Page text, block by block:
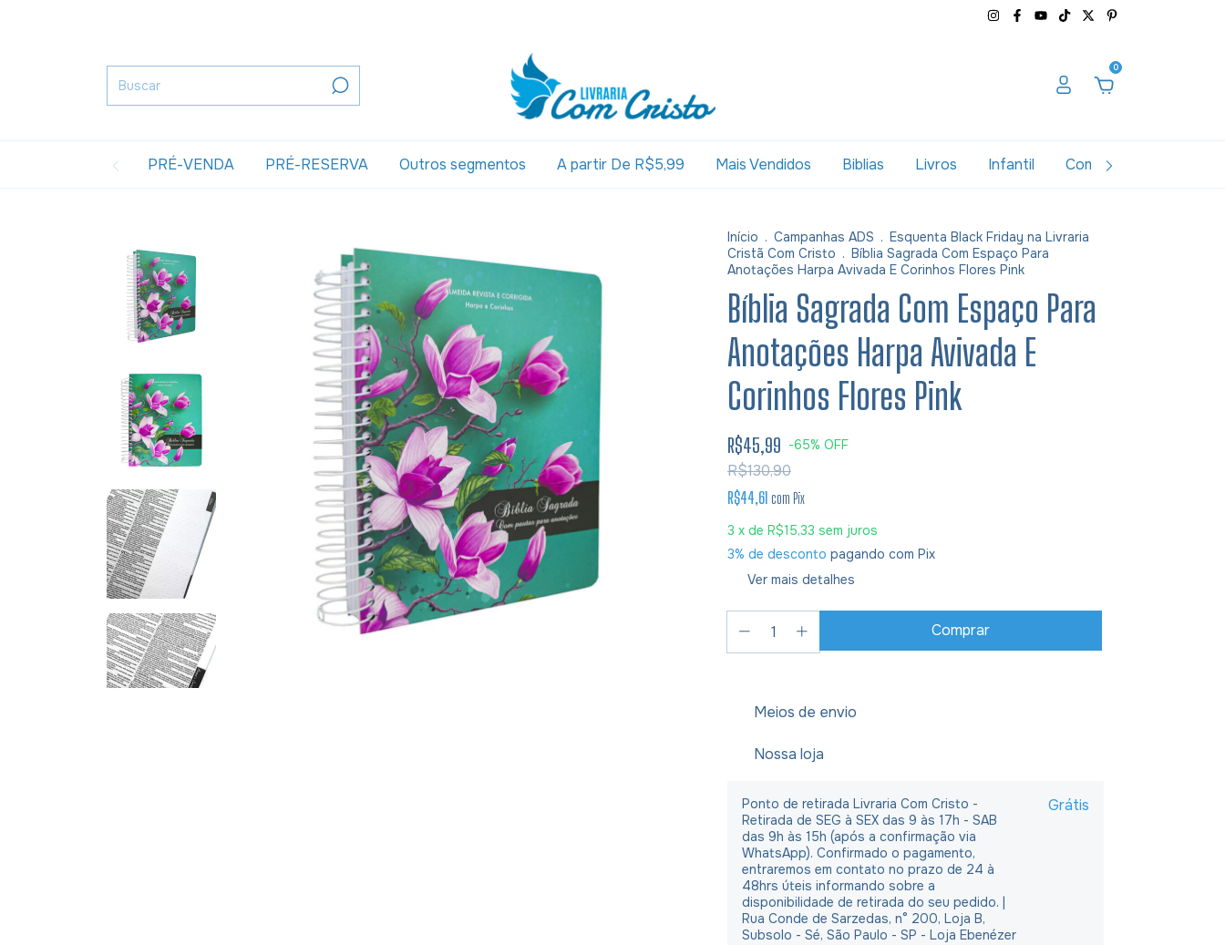
0
PRÉ-VENDA PRÉ-RESERVA Outros segmentos A partir De R$5,99 Mais Vendidos Biblias Livros Infantil Combos
Início . Campanhas ADS . Esquenta Black Friday na Livraria
Cristã Com Cristo . Bíblia Sagrada Com Espaço Para
Anotações Harpa Avivada E Corinhos Flores Pink
Bíblia Sagrada Com Espaço Para
Anotações Harpa Avivada E
Corinhos Flores Pink
R$45,99 -65% OFF
R$130,90
R$44,61 com Pix
3 x de R$15,33 sem juros
3% de desconto pagando com Pix
Ver mais detalhes
Meios de envio
Nossa loja
Ponto de retirada Livraria Com Cristo -
Retirada de SEG à SEX das 9 às 17h - SAB
das 9h às 15h (após a confirmação via
WhatsApp). Confirmado o pagamento,
entraremos em contato no prazo de 24 à
48hrs úteis informando sobre a
disponibilidade de retirada do seu pedido. |
Rua Conde de Sarzedas, n° 200, Loja B,
Subsolo - Sé, São Paulo - SP - Loja Ebenézer
Grátis